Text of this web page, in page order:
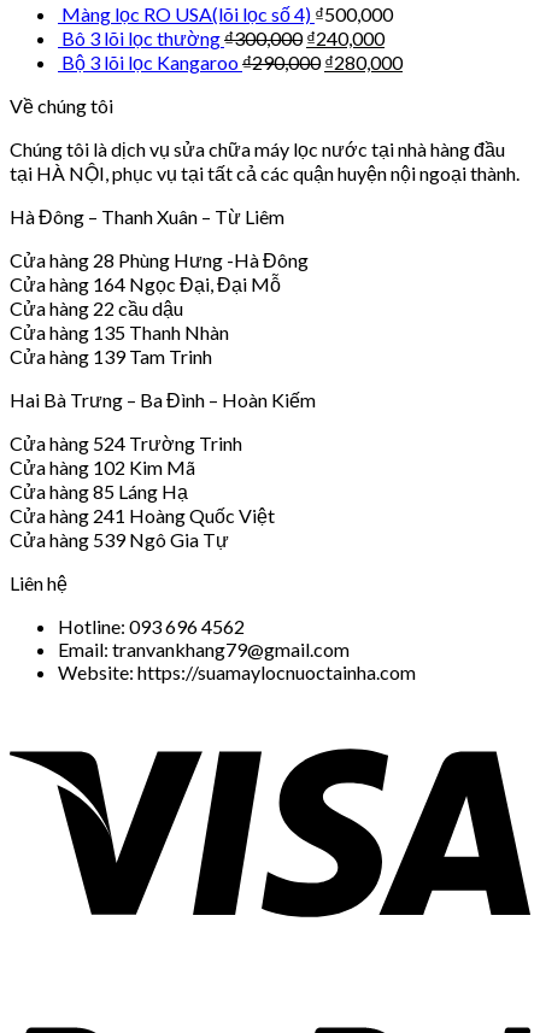
Màng lọc RO USA(lõi lọc số 4) ₫500,000
Bô 3 lõi lọc thường₫300,000 ₫240,000
Bộ 3 lõi lọc Kangaroo₫290,000 ₫280,000
Về chúng tôi
Chúng tôi là dịch vụ sửa chữa máy lọc nước tại nhà hàng đầu
tại HÀ NỘI, phục vụ tại tất cả các quận huyện nội ngoại thành.
Hà Đông – Thanh Xuân – Từ Liêm
Cửa hàng 28 Phùng Hưng -Hà Đông
Cửa hàng 164 Ngọc Đại, Đại Mỗ
Cửa hàng 22 cầu dậu
Cửa hàng 135 Thanh Nhàn
Cửa hàng 139 Tam Trinh
Hai Bà Trưng – Ba Đình – Hoàn Kiếm
Cửa hàng 524 Trường Trinh
Cửa hàng 102 Kim Mã
Cửa hàng 85 Láng Hạ
Cửa hàng 241 Hoàng Quốc Việt
Cửa hàng 539 Ngô Gia Tự
Liên hệ
Hotline: 093 696 4562
Email: tranvankhang79@gmail.com
Website: https://suamaylocnuoctainha.com